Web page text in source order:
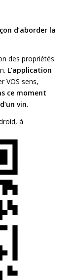
çon d’aborder la
des propriétés
L’application
VOS sens,
ce moment
un vin.
à